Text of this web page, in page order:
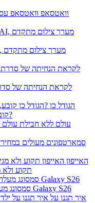
וואטסאפ
לקראת הנחיתה של
הגודל כן
קובע, איך תבחרו את הסמארטפון בגודל הנכון?
עולם ללא חבילת
סמארטפונים מעולים
האייפון
תקוע ולא
סמסונג מעלה הילוך: כל החידושים המפתיעים בסדרת Galaxy S26
איך תגנו על